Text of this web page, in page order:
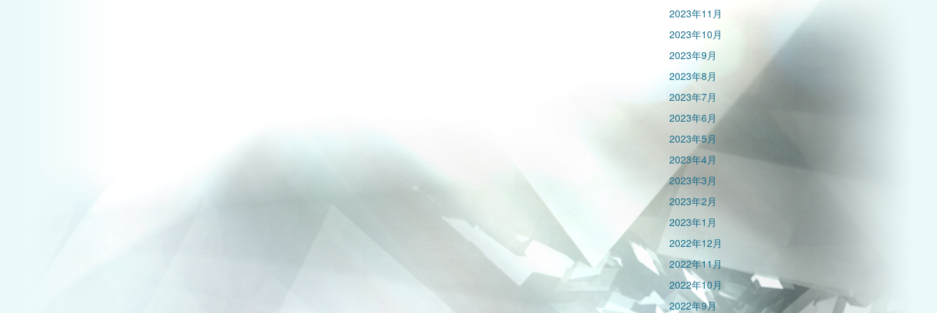
2023年11月
2023年10月
2023年9月
2023年8月
2023年7月
2023年6月
2023年5月
2023年4月
2023年3月
2023年2月
2023年1月
2022年12月
2022年11月
2022年10月
2022年9月